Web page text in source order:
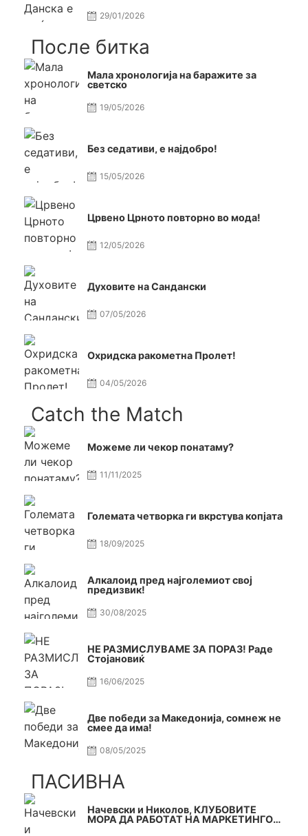
29/01/2026
После битка
Мала хронологија на баражите за
светско
19/05/2026
Без седативи, е најдобро!
15/05/2026
Црвено Црното повторно во мода!
12/05/2026
Духовите на Сандански
07/05/2026
Охридска ракометна Пролет!
04/05/2026
Catch the Match
Можеме ли чекор понатаму?
11/11/2025
Големата четворка ги вкрстува копјата
18/09/2025
Алкалоид пред најголемиот свој
предизвик!
30/08/2025
НЕ РАЗМИСЛУВАМЕ ЗА ПОРАЗ! Раде
Стојановиќ
16/06/2025
Две победи за Македонија, сомнеж не
смее да има!
08/05/2025
ПАСИВНА
Начевски и Николов, КЛУБОВИТЕ
МОРА ДА РАБОТАТ НА МАРКЕТИНГОТ,